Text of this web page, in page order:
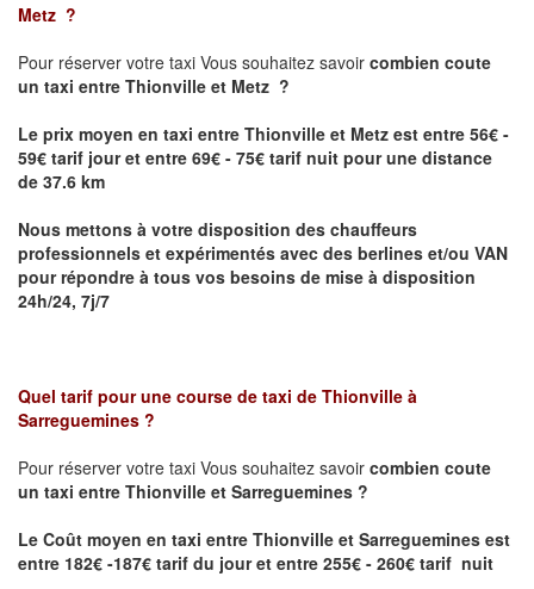
Metz ?
Pour réserver votre taxi Vous souhaitez savoir combien coute
un taxi entre Thionville et Metz ?
Le prix moyen en taxi entre Thionville et Metz est entre 56€ -
59€ tarif jour et entre 69€ - 75€ tarif nuit pour une distance
de 37.6 km
Nous mettons à votre disposition des chauffeurs
professionnels et expérimentés avec des berlines et/ou VAN
pour répondre à tous vos besoins de mise à disposition
24h/24, 7j/7
Quel tarif pour une course de taxi de Thionville à
Sarreguemines ?
Pour réserver votre taxi Vous souhaitez savoir combien coute
un taxi entre Thionville et Sarreguemines ?
Le Coût moyen en taxi entre Thionville et Sarreguemines est
entre 182€ -187€ tarif du jour et entre 255€ - 260€ tarif nuit